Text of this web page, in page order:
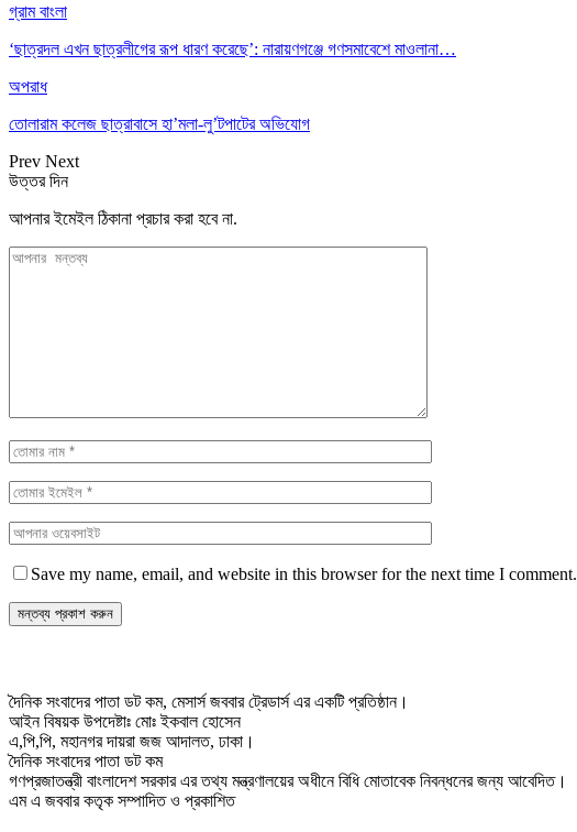
গ্রাম বাংলা
‘ছাত্রদল এখন ছাত্রলীগের রূপ ধারণ করেছে’: নারায়ণগঞ্জে গণসমাবেশে মাওলানা…
অপরাধ
তোলারাম কলেজ ছাত্রাবাসে হা’মলা-লু’টপাটের অভিযোগ
Prev Next
উত্তর দিন
আপনার ইমেইল ঠিকানা প্রচার করা হবে না.
Save my name, email, and website in this browser for the next time I comment.
দৈনিক সংবাদের পাতা ডট কম, মেসার্স জববার ট্রেডার্স এর একটি প্রতিষ্ঠান।
আইন বিষয়ক উপদেষ্টাঃ মোঃ ইকবাল হোসেন
এ,পি,পি, মহানগর দায়রা জজ আদালত, ঢাকা।
দৈনিক সংবাদের পাতা ডট কম
গণপ্রজাতন্ত্রী বাংলাদেশ সরকার এর তথ্য মন্ত্রণালয়ের অধীনে বিধি মোতাবেক নিবন্ধনের জন্য আবেদিত।
এম এ জববার কতৃক সম্পাদিত ও প্রকাশিত